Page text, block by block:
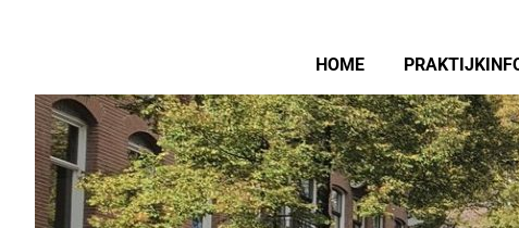
HOME